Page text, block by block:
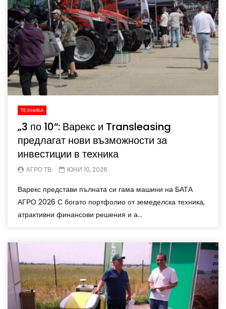
ТЕХНИКА
„3 по 10“: Варекс и Transleasing
предлагат нови възможности за
инвестиции в техника
АГРО ТВ ЮНИ 10, 2026
Варекс представи пълната си гама машини на БАТА
АГРО 2026 С богато портфолио от земеделска техника,
атрактивни финансови решения и а...